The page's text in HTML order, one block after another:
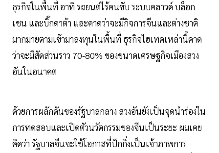
ธุรกิจในพื้นที่ อาทิ รถยนต์ไร้คนขับ ระบบคลาวด์ บล็อก
เชน และบิ๊กดาต้า และคาดว่าจะมีกิจการจีนและต่างชาติ
มากมายตามเข้ามาลงทุนในพื้นที่ ธุรกิจไฮเทคเหล่านี้คาด
ว่าจะมีสัดส่วนราว 70-80% ของขนาดเศรษฐกิจเมืองสวง
อันในอนาคต
ด้วยการผลักดันของรัฐบาลกลาง สวงอันยังเป็นจุดนำร่องใน
การทดสอบและเปิดตัวนวัตกรรมของจีนเป็นระยะ ผมเคย
คิดว่า รัฐบาลจีนจะใช้โอกาสที่ปักกิ่งเป็นเจ้าภาพการ